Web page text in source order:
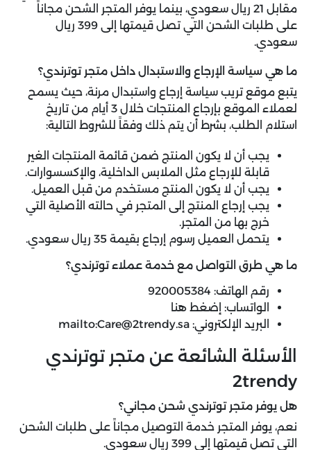
مقابل 21 ريال سعودي، بينما يوفر المتجر الشحن مجاناً
على طلبات الشحن التي تصل قيمتها إلى 399 ريال
سعودي.
ما هي سياسة الإرجاع والاستبدال داخل متجر توترندي؟
يتبع موقع تريب سياسة إرجاع واستبدال مرنة، حيث يسمح
لعملاء الموقع بإرجاع المنتجات خلال 3 أيام من تاريخ
استلام الطلب، بشرط أن يتم ذلك وفقاً للشروط التالية:
يجب أن لا يكون المنتج ضمن قائمة المنتجات الغير
قابلة للإرجاع مثل الملابس الداخلية، والإكسسوارات.
يجب أن لا يكون المنتج مستخدم من قبل العميل.
يجب إرجاع المنتج إلى المتجر في حالته الأصلية التي
خرج بها من المتجر.
يتحمل العميل رسوم إرجاع بقيمة 35 ريال سعودي.
ما هي طرق التواصل مع خدمة عملاء توترندي؟
رقم الهاتف: 920005384
الواتساب: إضغط هنا
البريد الإلكتروني: mailto:Care@2trendy.sa
الأسئلة الشائعة عن متجر توترندي
2trendy
هل يوفر متجر توترندي شحن مجاني؟
نعم، يوفر المتجر خدمة التوصيل مجاناً على طلبات الشحن
التي تصل قيمتها إلى 399 ريال سعودي.